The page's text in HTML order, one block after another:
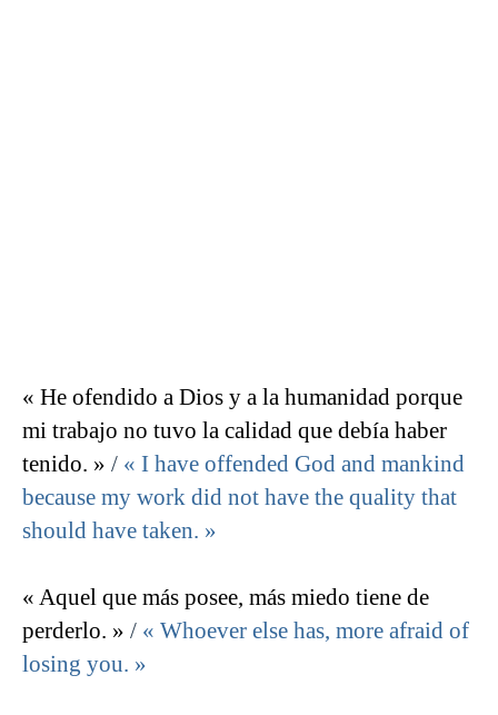
« He ofendido a Dios y a la humanidad porque
mi trabajo no tuvo la calidad que debía haber
tenido. » / « I have offended God and mankind
because my work did not have the quality that
should have taken. »
« Aquel que más posee, más miedo tiene de
perderlo. » / « Whoever else has, more afraid of
losing you. »